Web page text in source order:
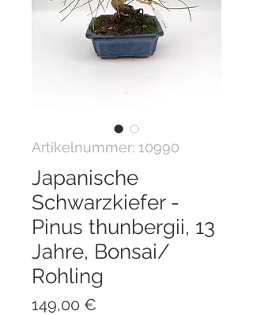
Artikelnummer: 10990
Japanische
Schwarzkiefer -
Pinus thunbergii, 13
Jahre, Bonsai/
Rohling
149,00 €